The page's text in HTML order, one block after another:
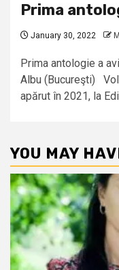
Prima
January 30, 2022
Prima antologie a
Albu (Bucureşti)
apărut în 2021, la
YOU MAY